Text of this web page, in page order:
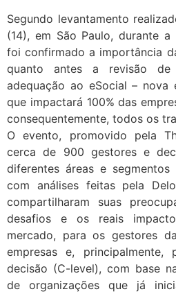
Segundo levantamento
(14), em São Paulo, durante a
foi confirmado a importância
quanto antes a revisão de
adequação ao eSocial – nova
que impactará 100% das
consequentemente, todos os
O evento, promovido pela
cerca de 900 gestores e
diferentes áreas e
com análises feitas pela
compartilharam suas
desafios e os reais
mercado, para os gestores
empresas e,
decisão (C-level), com base
de organizações que já